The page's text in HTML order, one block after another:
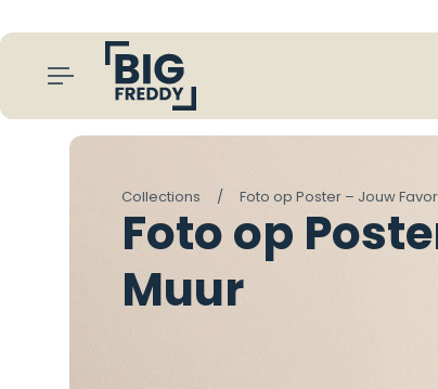
naar inhoud
Collections / Foto op Poster – Jouw
Foto op
Muur